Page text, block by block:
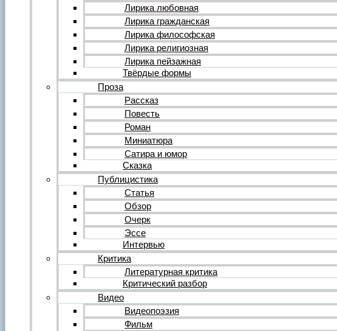
Лирика любовная
Лирика гражданская
Лирика философская
Лирика религиозная
Лирика пейзажная
Твёрдые формы
Проза
Рассказ
Повесть
Роман
Миниатюра
Сатира и юмор
Сказка
Публицистика
Статья
Обзор
Очерк
Эссе
Интервью
Критика
Литературная критика
Критический разбор
Видео
Видеопоэзия
Фильм
Все темы форума
О литературе
О политике
О музыке
О кино
О разном
Комментарии
Пользователи
Авторский анонс
Редакция
Инструкции
Вставка видеоплеера
Вставка аудиоплеера
Войдите на сайт или зарегистрируйтесь